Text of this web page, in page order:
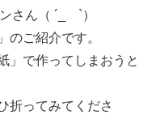
さん（ ´_ゝ`）
ご紹介です。
」で作ってしまおうと
折ってみてくださ